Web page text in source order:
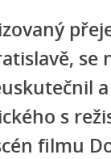
se
s
filmu